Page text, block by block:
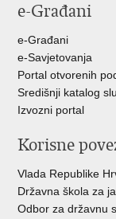
Facebooku
e-Građani
e-Građani
e-Savjetovanja
Portal otvorenih
Središnji katalog
Izvozni portal
Korisne
Vlada Republike
Državna škola za
Odbor za državnu